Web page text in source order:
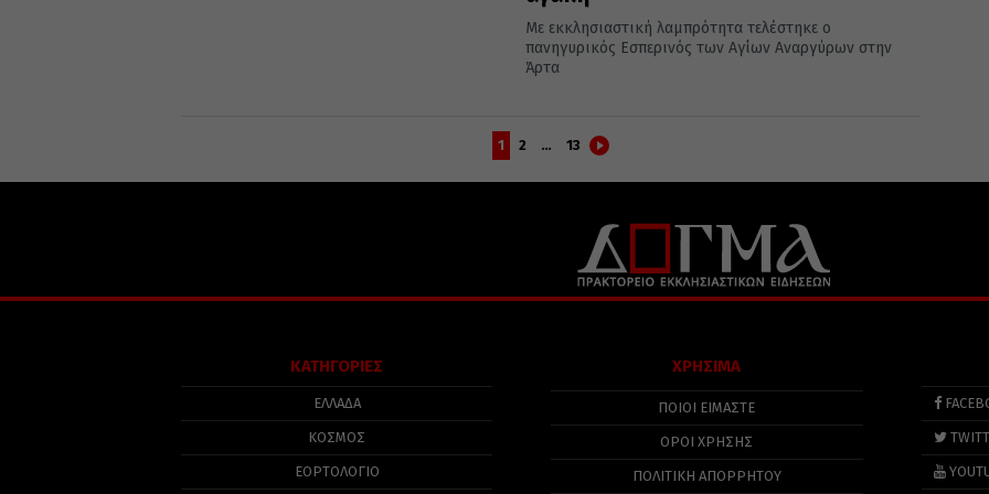
Με εκκλησιαστική λαμπρότητα τελέστηκε ο
πανηγυρικός Εσπερινός των Αγίων Αναργύρων στην
Άρτα
1 2 … 13
ΚΑΤΗΓΟΡΙΕΣ
ΕΛΛΑΔΑ
ΚΟΣΜΟΣ
ΕΟΡΤΟΛΟΓΙΟ
ΧΡΗΣΙΜΑ
ΠΟΙΟΙ ΕΙΜΑΣΤΕ
ΟΡΟΙ ΧΡΗΣΗΣ
ΠΟΛΙΤΙΚΉ ΑΠΟΡΡΉΤΟΥ